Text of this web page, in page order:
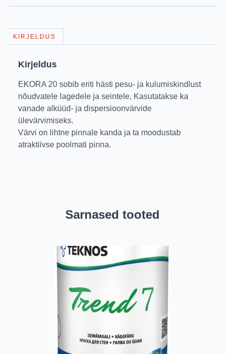
KIRJELDUS
Kirjeldus
EKORA 20 sobib eriti hästi pesu- ja kulumiskindlust
nõudvatele lagedele ja seintele, Kasutatakse ka
vanade alküüd- ja dispersioonvärvide
ülevärvimiseks.
Värvi on lihtne pinnale kanda ja ta moodustab
atraktiivse poolmati pinna.
Sarnased tooted